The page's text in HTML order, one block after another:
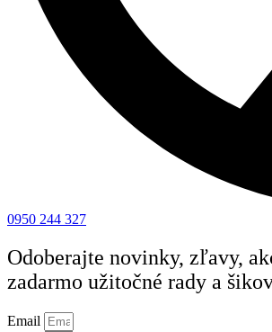
0950 244 327
Odoberajte novinky, zľavy,
zadarmo užitočné rady a
Email